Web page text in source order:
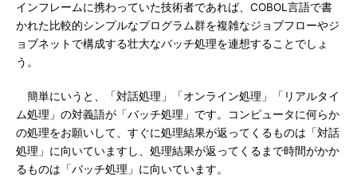
インフレームに携わっていた技術者であれば、COBOL言語で書
かれた比較的シンプルなプログラム群を複雑なジョブフローやジ
ョブネットで構成する壮大なバッチ処理を連想することでしょ
う。
簡単にいうと、「対話処理」「オンライン処理」「リアルタイ
ム処理」の対義語が「バッチ処理」です。コンピュータに何らか
の処理をお願いして、すぐに処理結果が返ってくるものは「対話
処理」に向いていますし、処理結果が返ってくるまで時間がかか
るものは「バッチ処理」に向いています。